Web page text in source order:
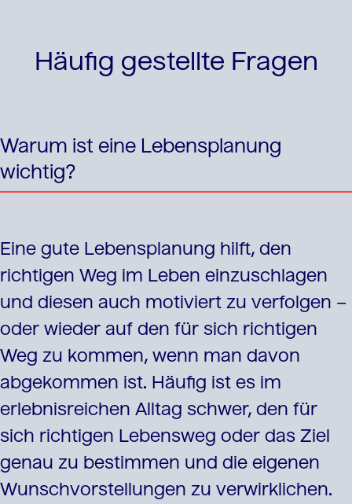
Häufig gestellte Fragen
Warum ist eine Lebensplanung
wichtig?
Eine gute Lebensplanung hilft, den
richtigen Weg im Leben einzuschlagen
und diesen auch motiviert zu verfolgen –
oder wieder auf den für sich richtigen
Weg zu kommen, wenn man davon
abgekommen ist. Häufig ist es im
erlebnisreichen Alltag schwer, den für
sich richtigen Lebensweg oder das Ziel
genau zu bestimmen und die eigenen
Wunschvorstellungen zu verwirklichen.